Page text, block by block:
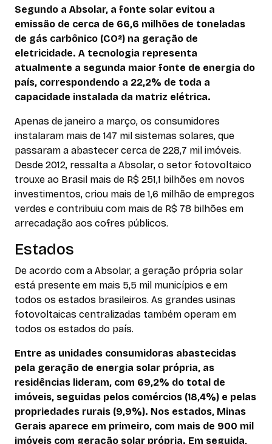
Segundo a Absolar, a fonte solar evitou a
emissão de cerca de 66,6 milhões de toneladas
de gás carbônico (CO²) na geração de
eletricidade. A tecnologia representa
atualmente a segunda maior fonte de energia do
país, correspondendo a 22,2% de toda a
capacidade instalada da matriz elétrica.
Apenas de janeiro a março, os consumidores
instalaram mais de 147 mil sistemas solares, que
passaram a abastecer cerca de 228,7 mil imóveis.
Desde 2012, ressalta a Absolar, o setor fotovoltaico
trouxe ao Brasil mais de R$ 251,1 bilhões em novos
investimentos, criou mais de 1,6 milhão de empregos
verdes e contribuiu com mais de R$ 78 bilhões em
arrecadação aos cofres públicos.
Estados
De acordo com a Absolar, a geração própria solar
está presente em mais 5,5 mil municípios e em
todos os estados brasileiros. As grandes usinas
fotovoltaicas centralizadas também operam em
todos os estados do país.
Entre as unidades consumidoras abastecidas
pela geração de energia solar própria, as
residências lideram, com 69,2% do total de
imóveis, seguidas pelos comércios (18,4%) e pelas
propriedades rurais (9,9%). Nos estados, Minas
Gerais aparece em primeiro, com mais de 900 mil
imóveis com geração solar própria. Em seguida,